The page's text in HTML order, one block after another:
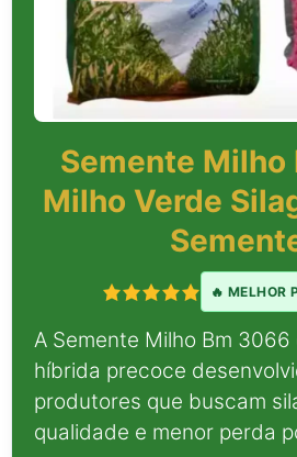
Semente Milho
Milho Verde
🔥 MELHOR
A Semente Milho Bm 3066
híbrida precoce
produtores que buscam
qualidade e menor perda